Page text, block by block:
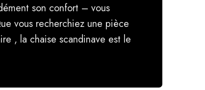
son confort – vous
vous recherchiez une pièce
, la chaise scandinave est le